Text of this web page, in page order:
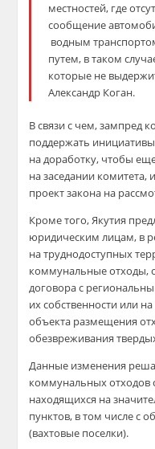
местностей, где
сообщение
водным
путем, в таком
которые не
Александр Коган.
В связи с чем, зампред
поддержать
на доработку, чтобы
на заседании комитета,
проект закона на
Кроме того, Якутия
юридическим лицам, в
на труднодоступных
коммунальные отходы,
договора с
их собственности или
объекта размещения
обезвреживания
Данные изменения
коммунальных отходов
находящихся на
пунктов, в том числе с
(вахтовые поселки).